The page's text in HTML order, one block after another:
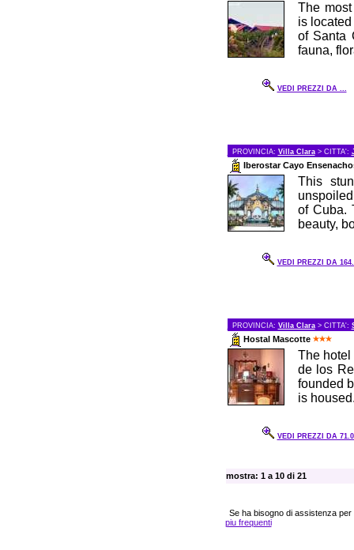
The
is
of Santa
fauna,
VEDI PREZZI DA ...
PROVINCIA: Villa Clara> CITTA':
Iberostar Cayo
This
of Cuba.
beauty,
VEDI PREZZI DA
PROVINCIA: Villa Clara> CITTA':
Hostal Mascotte
The
de los
founded
is
VEDI PREZZI DA
mostra: 1 a 10 di 21
Se ha bisogno di assistenza
piu frequenti